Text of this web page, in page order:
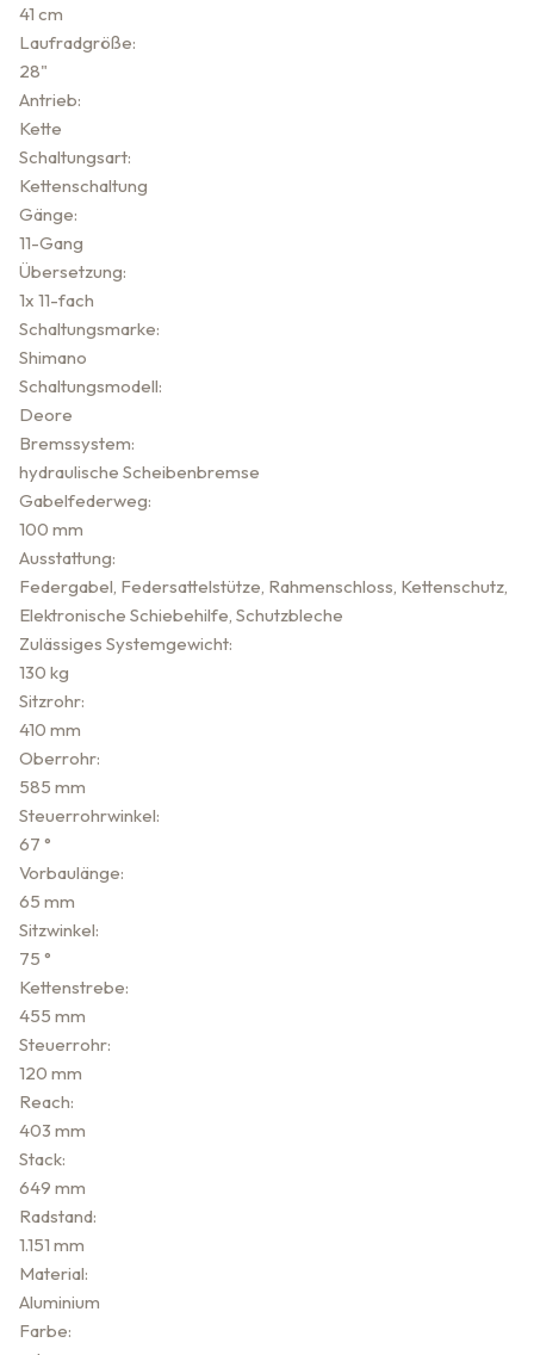
41 cm
Laufradgröße:
28"
Antrieb:
Kette
Schaltungsart:
Kettenschaltung
Gänge:
11-Gang
Übersetzung:
1x 11-fach
Schaltungsmarke:
Shimano
Schaltungsmodell:
Deore
Bremssystem:
hydraulische Scheibenbremse
Gabelfederweg:
100 mm
Ausstattung:
Federgabel, Federsattelstütze, Rahmenschloss, Kettenschutz,
Elektronische Schiebehilfe, Schutzbleche
Zulässiges Systemgewicht:
130 kg
Sitzrohr:
410 mm
Oberrohr:
585 mm
Steuerrohrwinkel:
67 °
Vorbaulänge:
65 mm
Sitzwinkel:
75 °
Kettenstrebe:
455 mm
Steuerrohr:
120 mm
Reach:
403 mm
Stack:
649 mm
Radstand:
1.151 mm
Material:
Aluminium
Farbe: